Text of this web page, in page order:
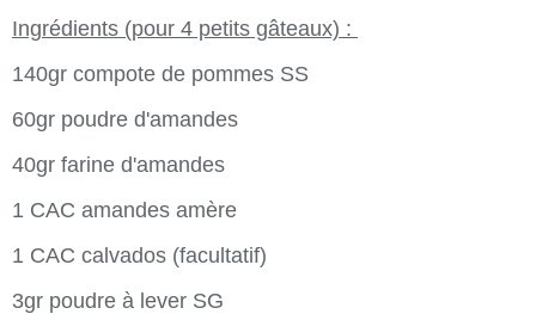
Ingrédients (pour 4 petits gâteaux) :
140gr compote de pommes SS
60gr poudre d'amandes
40gr farine d'amandes
1 CAC amandes amère
1 CAC calvados (facultatif)
3gr poudre à lever SG